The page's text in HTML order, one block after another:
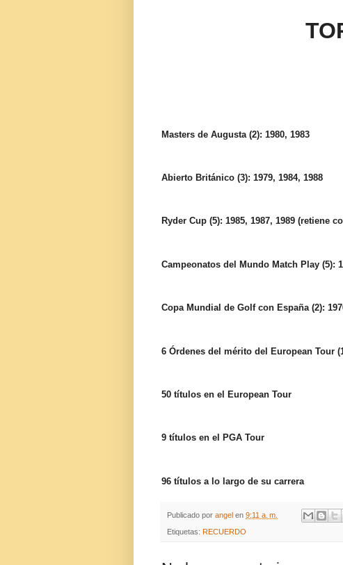
Masters de Augusta (2): 1980, 1983
Abierto Británico (3): 1979, 1984, 1988
Ryder Cup (5): 1985, 1987, 1989 (retiene
Campeonatos del Mundo Match Play (5):
Copa Mundial de Golf con España (2):
6 Órdenes del mérito del European Tour
50 títulos en el European Tour
9 títulos en el PGA Tour
96 títulos a lo largo de su carrera
Publicado por angel en 9:11 a. m.
Etiquetas: RECUERDO